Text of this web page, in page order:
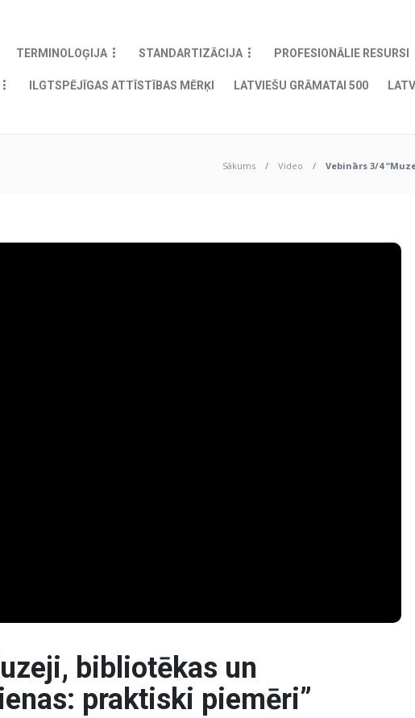
TERMINOLOĢIJA STANDARTIZĀCIJA PROFESIONĀLIE RESURSI
ILGTSPĒJĪGAS ATTĪSTĪBAS MĒRĶI LATVIEŠU GRĀMATAI 500
Sākums Video Vebinārs 3/4
bibliotēkas un
praktiski piemēri”